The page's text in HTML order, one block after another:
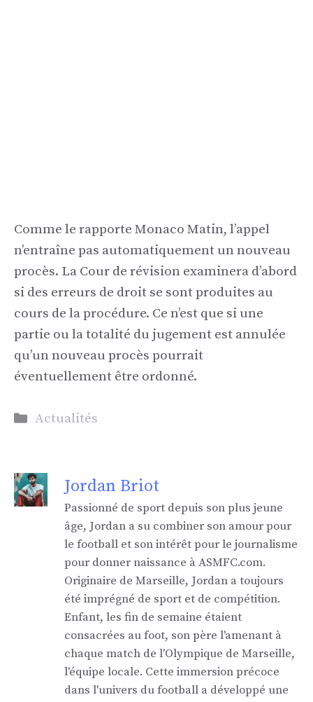
Comme le rapporte Monaco Matin, l’appel
n’entraîne pas automatiquement un nouveau
procès. La Cour de révision examinera d’abord
si des erreurs de droit se sont produites au
cours de la procédure. Ce n’est que si une
partie ou la totalité du jugement est annulée
qu’un nouveau procès pourrait
éventuellement être ordonné.
Catégories
Actualités
Jordan Briot
Passionné de sport depuis son plus jeune
âge, Jordan a su combiner son amour pour
le football et son intérêt pour le journalisme
pour donner naissance à ASMFC.com.
Originaire de Marseille, Jordan a toujours
été imprégné de sport et de compétition.
Enfant, les fin de semaine étaient
consacrées au foot, son père l'amenant à
chaque match de l'Olympique de Marseille,
l'équipe locale. Cette immersion précoce
dans l'univers du football a développé une